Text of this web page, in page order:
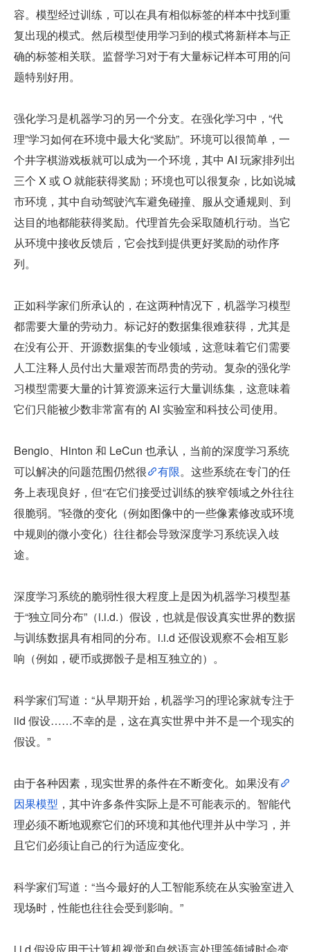
容。模型经过训练，可以在具有相似标签的样本中找到重
复出现的模式。然后模型使用学习到的模式将新样本与正
确的标签相关联。监督学习对于有大量标记样本可用的问
题特别好用。
强化学习是机器学习的另一个分支。在强化学习中，“代
理”学习如何在环境中最大化“奖励”。环境可以很简单，一
个井字棋游戏板就可以成为一个环境，其中 AI 玩家排列出
三个 X 或 O 就能获得奖励；环境也可以很复杂，比如说城
市环境，其中自动驾驶汽车避免碰撞、服从交通规则、到
达目的地都能获得奖励。代理首先会采取随机行动。当它
从环境中接收反馈后，它会找到提供更好奖励的动作序
列。
正如科学家们所承认的，在这两种情况下，机器学习模型
都需要大量的劳动力。标记好的数据集很难获得，尤其是
在没有公开、开源数据集的专业领域，这意味着它们需要
人工注释人员付出大量艰苦而昂贵的劳动。复杂的强化学
习模型需要大量的计算资源来运行大量训练集，这意味着
它们只能被少数非常富有的 AI 实验室和科技公司使用。
Bengio、Hinton 和 LeCun 也承认，当前的深度学习系统
可以解决的问题范围仍然很
有限。这些系统在专门的任
务上表现良好，但“在它们接受过训练的狭窄领域之外往往
很脆弱。”轻微的变化（例如图像中的一些像素修改或环境
中规则的微小变化）往往都会导致深度学习系统误入歧
途。
深度学习系统的脆弱性很大程度上是因为机器学习模型基
于“独立同分布”（i.i.d.）假设，也就是假设真实世界的数据
与训练数据具有相同的分布。i.i.d 还假设观察不会相互影
响（例如，硬币或掷骰子是相互独立的）。
科学家们写道：“从早期开始，机器学习的理论家就专注于
iid 假设……不幸的是，这在真实世界中并不是一个现实的
假设。”
由于各种因素，现实世界的条件在不断变化。如果没有
因果模型 ，其中许多条件实际上是不可能表示的。智能代
理必须不断地观察它们的环境和其他代理并从中学习，并
且它们必须让自己的行为适应变化。
科学家们写道：“当今最好的人工智能系统在从实验室进入
现场时，性能也往往会受到影响。”
i.i.d 假设应用于计算机视觉和自然语言处理等领域时会变